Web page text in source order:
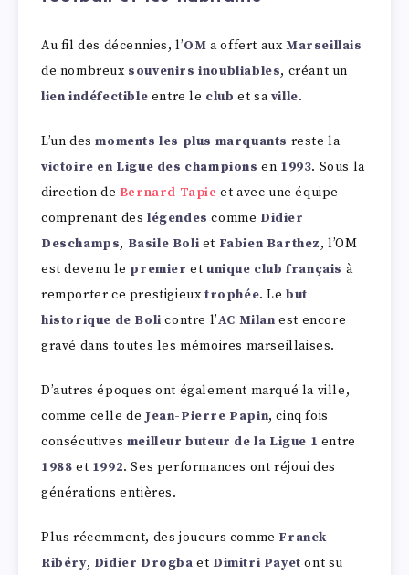
Au fil des décennies, l’OM a offert auxMarseillais
de nombreux souvenirs inoubliables, créant un
lien indéfectible entre le club et saville.
L’un desmoments les plus marquants reste la
victoire en Ligue des champions en 1993. Sous la
direction de Bernard Tapie et avec une équipe
comprenant des légendes comme Didier
Deschamps, Basile Boli et Fabien Barthez, l’OM
est devenu le premier etunique club français à
remporter ce prestigieuxtrophée. Lebut
historique de Boli contre l’AC Milan est encore
gravé dans toutes les mémoires marseillaises.
D’autres époques ont également marqué la ville,
comme celle de Jean-Pierre Papin, cinq fois
consécutives meilleur buteur de la Ligue 1 entre
1988 et 1992. Ses performances ont réjoui des
générations entières.
Plus récemment, des joueurs comme Franck
Ribéry, Didier Drogba et Dimitri Payet ont su